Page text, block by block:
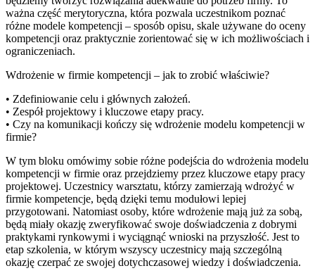
ważna część merytoryczna, która pozwala uczestnikom poznać
różne modele kompetencji – sposób opisu, skale używane do oceny
kompetencji oraz praktycznie zorientować się w ich możliwościach i
ograniczeniach.
Wdrożenie w firmie kompetencji – jak to zrobić właściwie?
• Zdefiniowanie celu i głównych założeń.
• Zespół projektowy i kluczowe etapy pracy.
• Czy na komunikacji kończy się wdrożenie modelu kompetencji w
firmie?
W tym bloku omówimy sobie różne podejścia do wdrożenia modelu
kompetencji w firmie oraz przejdziemy przez kluczowe etapy pracy
projektowej. Uczestnicy warsztatu, którzy zamierzają wdrożyć w
firmie kompetencje, będą dzięki temu modułowi lepiej
przygotowani. Natomiast osoby, które wdrożenie mają już za sobą,
będą miały okazję zweryfikować swoje doświadczenia z dobrymi
praktykami rynkowymi i wyciągnąć wnioski na przyszłość. Jest to
etap szkolenia, w którym wszyscy uczestnicy mają szczególną
okazję czerpać ze swojej dotychczasowej wiedzy i doświadczenia.